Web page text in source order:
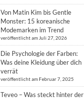
Von Matin Kim bis Gentle
Monster: 15 koreanische
Modemarken im Trend
veröffentlicht am Juli 27, 2026
Die Psychologie der Farben:
Was deine Kleidung über dich
verrät
veröffentlicht am Februar 7, 2025
Teveo – Was steckt hinter der